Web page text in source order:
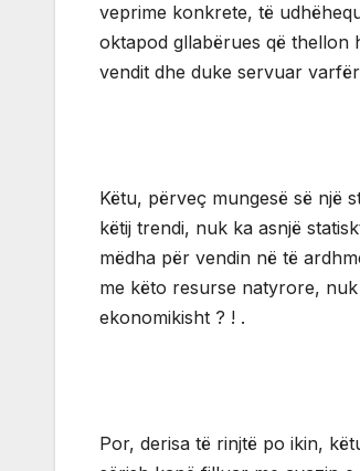
veprime konkrete, të
oktapod gllabërues që thellon
vendit dhe duke servuar
Këtu, përveç mungesë së një
këtij trendi, nuk ka asnjë
mëdha për vendin në të
me këto resurse natyrore,
ekonomikisht ? ! .
Por, derisa të rinjtë po ikin,